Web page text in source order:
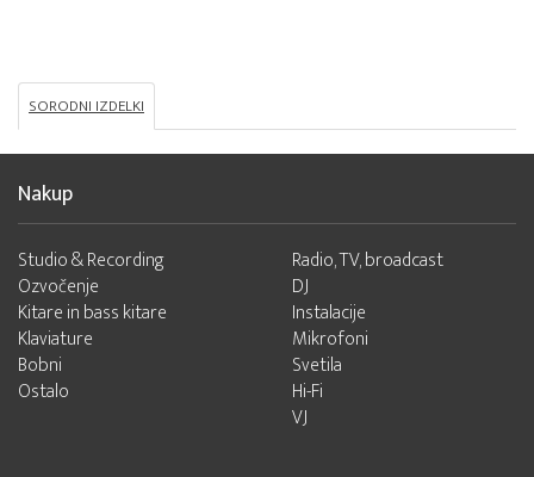
SORODNI IZDELKI
Nakup
Studio & Recording
Ozvočenje
Kitare in bass kitare
Klaviature
Bobni
Ostalo
Radio, TV, broadcast
DJ
Instalacije
Mikrofoni
Svetila
Hi-Fi
VJ